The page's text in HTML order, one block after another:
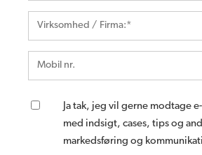
Ja tak, jeg vil gerne modtage
med indsigt, cases, tips og
markedsføring og